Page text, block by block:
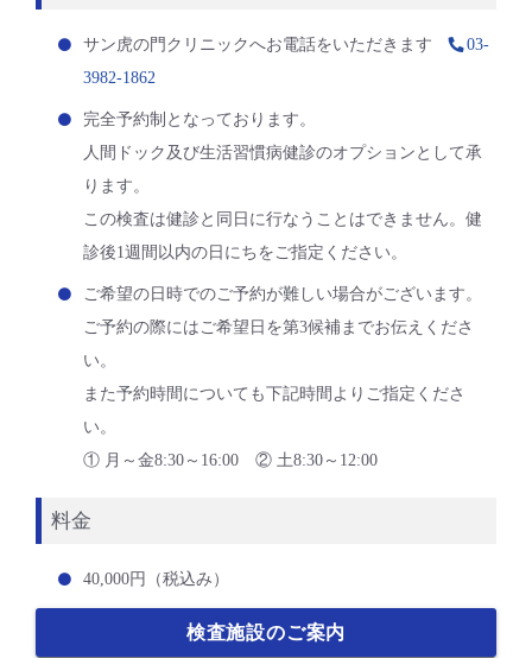
サン虎の門クリニックへお電話をいただきます
03-
3982-1862
完全予約制となっております。
人間ドック及び生活習慣病健診のオプションとして承
ります。
この検査は健診と同日に行なうことはできません。健
診後1週間以内の日にちをご指定ください。
ご希望の日時でのご予約が難しい場合がございます。
ご予約の際にはご希望日を第3候補までお伝えくださ
い。
また予約時間についても下記時間よりご指定くださ
い。
① 月～金8:30～16:00 ② 土8:30～12:00
料金
40,000円（税込み）
検査施設のご案内